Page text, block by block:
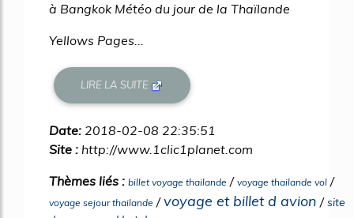
à Bangkok Météo du jour de la Thaïlande
Yellows Pages...
LIRE LA SUITE
Date: 2018-02-08 22:35:51
Site : http://www.1clic1planet.com
Thèmes liés : billet voyage thailande / voyage thailande vol /
voyage sejour thailande /voyage et billet d avion /site